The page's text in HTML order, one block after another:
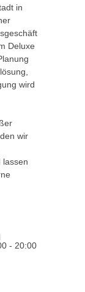
in
Deluxe
wird
wir
lassen
- 20:00